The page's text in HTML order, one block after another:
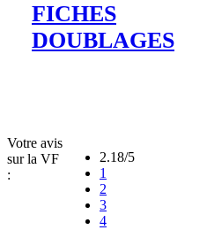
FICHES
DOUBLAGES
Votre avis
sur la VF
:
2.18/5
1
2
3
4